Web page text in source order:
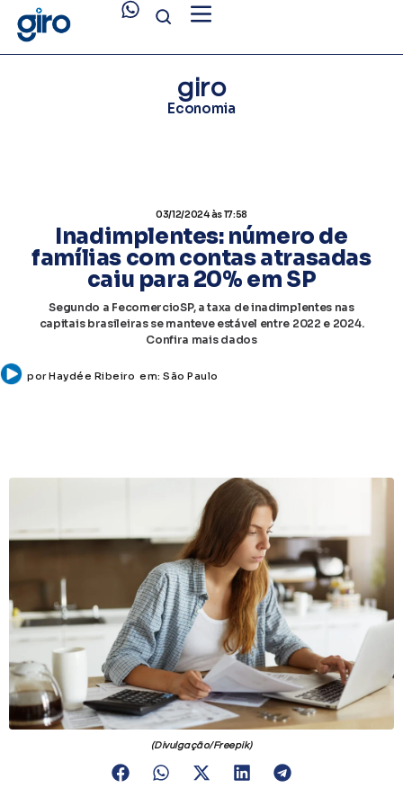
giro
Economia
03/12/2024às 17:58
Inadimplentes: número de
famílias com contas atrasadas
caiu para 20% em SP
Segundo a FecomercioSP, a taxa de inadimplentes nas
capitais brasileiras se manteve estável entre 2022 e 2024.
Confira mais dados
porHaydée Ribeiro em: São Paulo
(Divulgação/Freepik)